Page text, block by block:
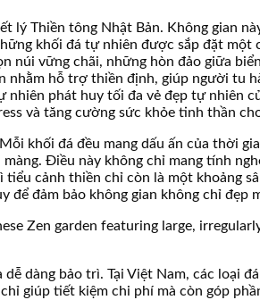
lý Thiền tông Nhật Bản. Không gian
khối đá tự nhiên được sắp đặt
vững chãi, những hòn đảo giữa
nhằm hỗ trợ thiền định, giúp người tu
phát huy tối đa vẻ đẹp tự nhiên
và tăng cường sức khỏe tinh thần
khối đá đều mang dấu ấn của thời
Điều này không chỉ mang tính
cảnh thiền chỉ còn là một khoảng
để đảm bảo không gian không chỉ đẹp
dàng bảo trì. Tại Việt Nam, các loại
giúp tiết kiệm chi phí mà còn góp